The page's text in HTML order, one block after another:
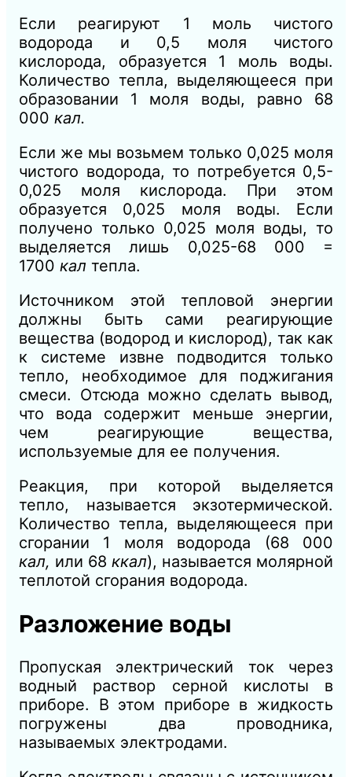
Если реагируют 1 моль чистого
водорода и 0,5 моля чистого
кислорода, образуется 1 моль воды.
Количество тепла, выделяющееся при
образовании 1 моля воды, равно 68
000 кал.
Если же мы возьмем только 0,025 моля
чистого водорода, то потребуется 0,5-
0,025 моля кислорода. При этом
образуется 0,025 моля воды. Если
получено только 0,025 моля воды, то
выделяется лишь 0,025-68 000 =
1700 кал тепла.
Источником этой тепловой энергии
должны быть сами реагирующие
вещества (водород и кислород), так как
к системе извне подводится только
тепло, необходимое для поджигания
смеси. Отсюда можно сделать вывод,
что вода содержит меньше энергии,
чем реагирующие вещества,
используемые для ее получения.
Реакция, при которой выделяется
тепло, называется экзотермической.
Количество тепла, выделяющееся при
сгорании 1 моля водорода (68 000
кал, или 68 ккал), называется молярной
теплотой сгорания водорода.
Разложение воды
Пропуская электрический ток через
водный раствор серной кислоты в
приборе. В этом приборе в жидкость
погружены два проводника,
называемых электродами.